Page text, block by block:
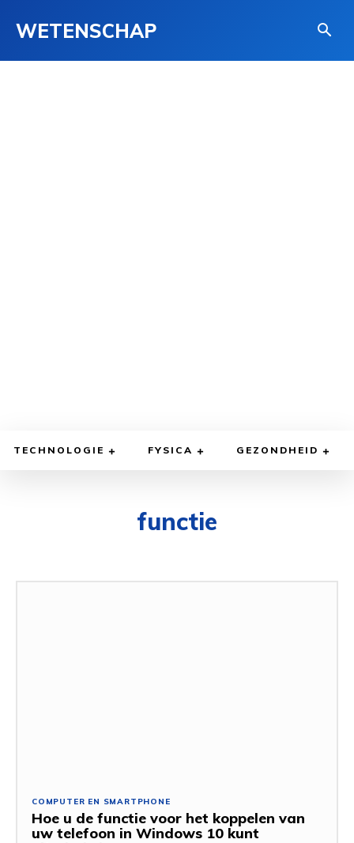
WETENSCHAP
TECHNOLOGIE FYSICA GEZONDHEID
functie
COMPUTER EN SMARTPHONE
Hoe u de functie voor het koppelen van
uw telefoon in Windows 10 kunt